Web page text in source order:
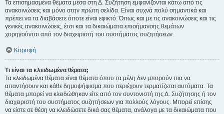
Τα επισημασμένα θέματα μέσα στη Δ. Συζήτηση εμφανίζονται κάτω από τις
ανακοινώσεις και μόνο στην πρώτη σελίδα. Είναι συχνά πολύ σημαντικά και
πρέπει να τα διαβάσετε όποτε είναι εφικτό. Όπως και με τις ανακοινώσεις και τις
γενικές ανακοινώσεις, έτσι και τα δικαιώματα επισήμανσης θεμάτων
χορηγούνται από τον διαχειριστή του συστήματος συζητήσεων.
Κορυφή
Τι είναι τα κλειδωμένα θέματα;
Τα κλειδωμένα θέματα είναι θέματα όπου τα μέλη δεν μπορούν πια να
απαντήσουν και κάθε δημοψήφισμα που περιέχουν τερματίζεται αυτόματα. Τα
θέματα μπορεί να κλειδώθηκαν είτε από τον συντονιστή της Δ. Συζήτησης ή τον
διαχειριστή του συστήματος συζητήσεων για πολλούς λόγους. Μπορεί επίσης
να είστε σε θέση να κλειδώσετε δικά σας θέματα, ανάλογα με τα δικαιώματα που